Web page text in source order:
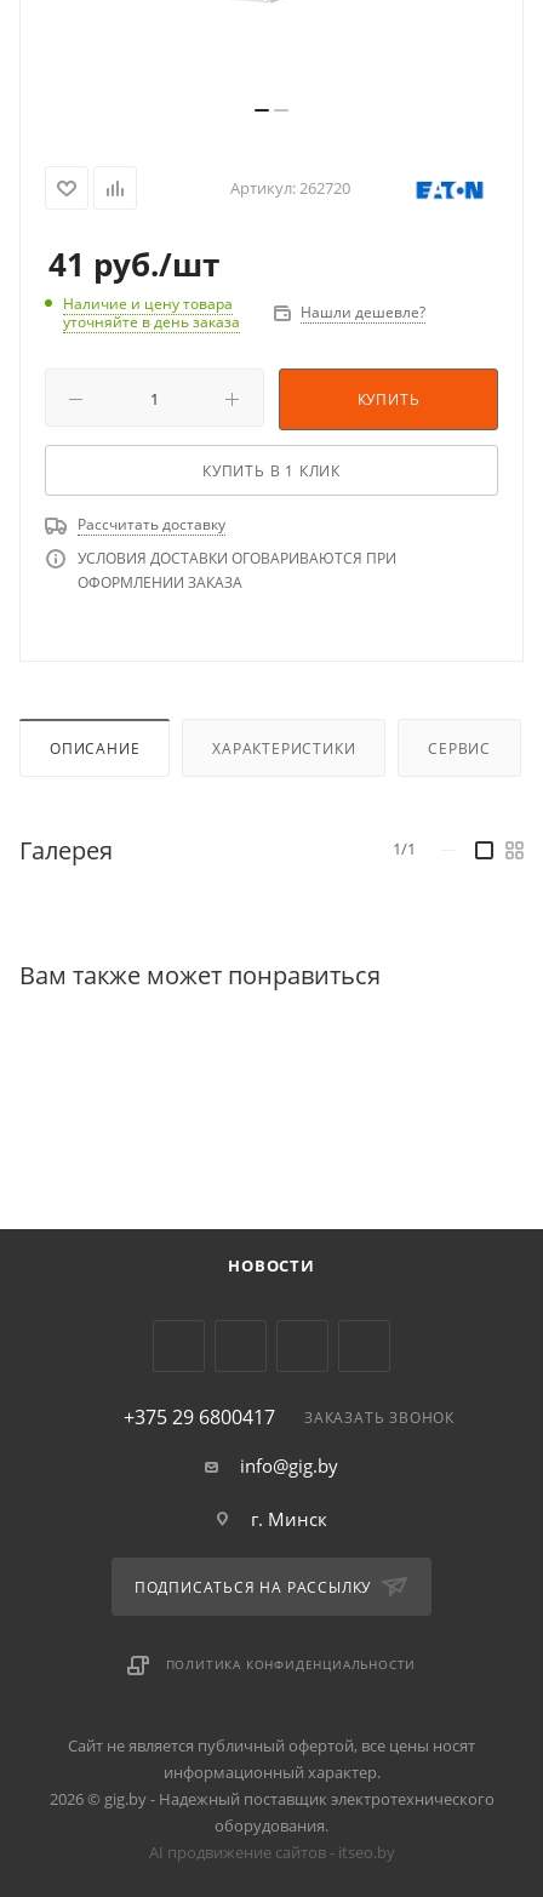
Артикул:262720
41 руб./шт
Наличие и цену товара
уточняйте в день заказа
Нашли дешевле?
КУПИТЬ
КУПИТЬ В 1 КЛИК
Рассчитать доставку
УСЛОВИЯ ДОСТАВКИ ОГОВАРИВАЮТСЯ ПРИ
ОФОРМЛЕНИИ ЗАКАЗА
ОПИСАНИЕ ХАРАКТЕРИСТИКИ СЕРВИС
Галерея 1/1
Вам также может понравиться
НОВОСТИ
+375 29 6800417 ЗАКАЗАТЬ ЗВОНОК
info@gig.by
г. Минск
ПОДПИСАТЬСЯ НА РАССЫЛКУ
ПОЛИТИКА КОНФИДЕНЦИАЛЬНОСТИ
Сайт не является публичный офертой, все цены носят
информационный характер.
2026 © gig.by - Надежный поставщик электротехнического
оборудования.
AI продвижение сайтов - itseo.by